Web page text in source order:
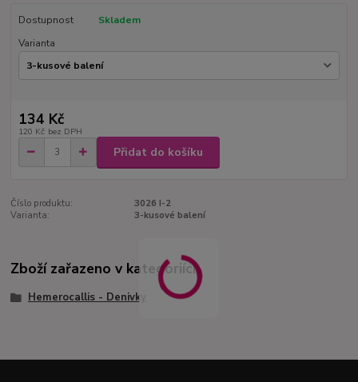
Dostupnost
Skladem
Varianta
134 Kč
120 Kč bez DPH
Přidat do košíku
Číslo produktu:
3026 I-2
Varianta:
3-kusové balení
Zboží zařazeno v kategoriích
Hemerocallis - Denivky